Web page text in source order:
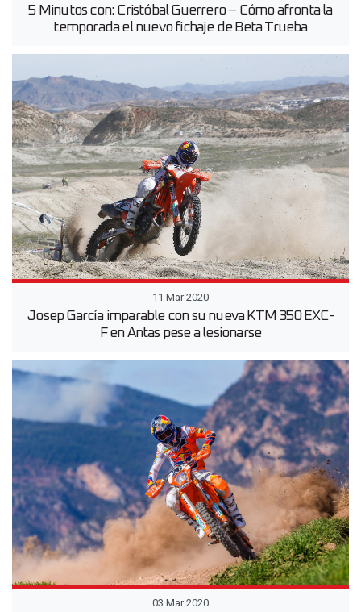
5 Minutos con: Cristóbal Guerrero – Cómo afronta la
temporada el nuevo fichaje de Beta Trueba
11 Mar 2020
Josep García imparable con su nueva KTM 350 EXC-
F en Antas pese a lesionarse
03 Mar 2020